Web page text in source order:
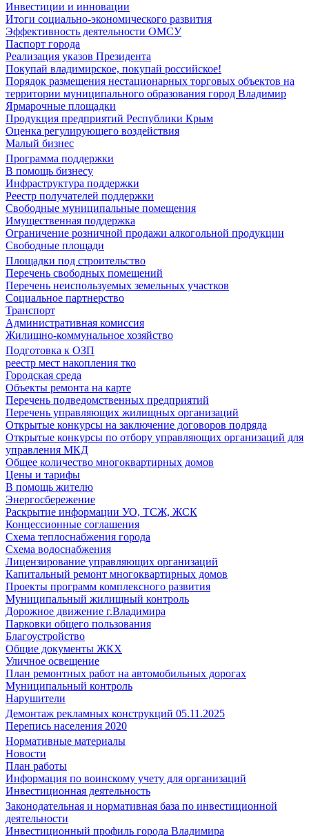
Инвестиции и инновации
Итоги социально-экономического развития
Эффективность деятельности ОМСУ
Паспорт города
Реализация указов Президента
Покупай владимирское, покупай российское!
Порядок размещения нестационарных торговых объектов на
территории муниципального образования город Владимир
Ярмарочные площадки
Продукция предприятий Республики Крым
Оценка регулирующего воздействия
Малый бизнес
Программа поддержки
В помощь бизнесу
Инфраструктура поддержки
Реестр получателей поддержки
Свободные муниципальные помещения
Имущественная поддержка
Ограничение розничной продажи алкогольной продукции
Свободные площади
Площадки под строительство
Перечень свободных помещений
Перечень неиспользуемых земельных участков
Социальное партнерство
Транспорт
Административная комиссия
Жилищно-коммунальное хозяйство
Подготовка к ОЗП
реестр мест накопления тко
Городская среда
Объекты ремонта на карте
Перечень подведомственных предприятий
Перечень управляющих жилищных организаций
Открытые конкурсы на заключение договоров подряда
Открытые конкурсы по отбору управляющих организаций для
управления МКД
Общее количество многоквартирных домов
Цены и тарифы
В помощь жителю
Энергосбережение
Раскрытие информации УО, ТСЖ, ЖСК
Концессионные соглашения
Схема теплоснабжения города
Схема водоснабжения
Лицензирование управляющих организаций
Капитальный ремонт многоквартирных домов
Проекты программ комплексного развития
Муниципальный жилищный контроль
Дорожное движение г.Владимира
Парковки общего пользования
Благоустройство
Общие документы ЖКХ
Уличное освещение
План ремонтных работ на автомобильных дорогах
Муниципальный контроль
Нарушители
Демонтаж рекламных конструкций 05.11.2025
Перепись населения 2020
Нормативные материалы
Новости
План работы
Информация по воинскому учету для организаций
Инвестиционная деятельность
Законодательная и нормативная база по инвестиционной
деятельности
Инвестиционный профиль города Владимира